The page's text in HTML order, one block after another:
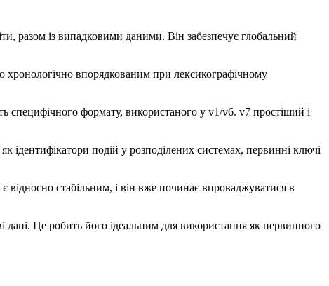
разом із випадковими даними. Він забезпечує глобальний
впорядкованим при лексикографічному
специфічного формату, використаного у v1/v6. v7 простіший і
ідентифікатори подій у розподілених системах, первинні ключі
стабільним, і він вже починає впроваджуватися в
Це робить його ідеальним для використання як первинного